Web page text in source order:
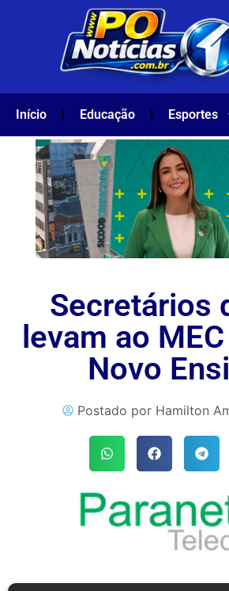
Início Educação Esportes
Secretários
levam ao
Novo
Postado por Hamilton